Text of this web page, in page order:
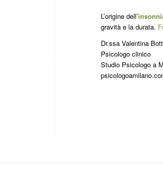
L’origine dell’
gravità e la durata.
Dr.ssa Valentina
Psicologo clinico
Studio Psicologo a